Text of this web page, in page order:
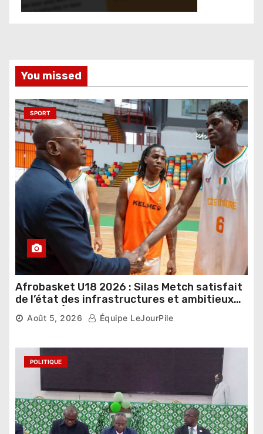
You missed
SPORT
Afrobasket U18 2026 : Silas Metch satisfait
de l’état des infrastructures et ambitieux
pour les Éléphants
Août 5, 2026 Équipe LeJourPile
POLITIQUE